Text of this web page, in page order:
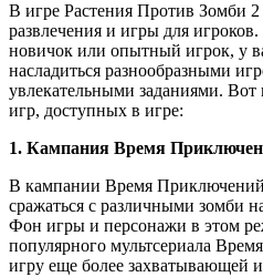
В игре Растения Против Зомби
развлечения и игры для
новичок или опытный игрок, у
насладиться разнообразными
увлекательными заданиями. Вот
игр, доступных в игре:
1. Кампания Время
В кампании Время Приключений
сражаться с различными зомби
Фон игры и персонажи в этом
популярного мультсериала
игру еще более захватывающей